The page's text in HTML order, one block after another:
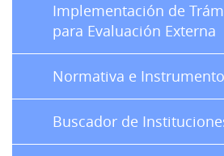
Implementación de
para Evaluación Externa
Normativa e
Buscador de